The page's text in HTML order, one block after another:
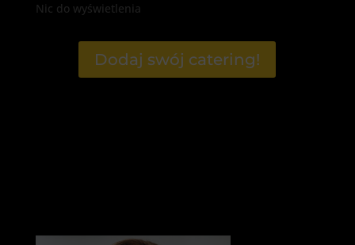
Nic do wyświetlenia
Dodaj swój catering!